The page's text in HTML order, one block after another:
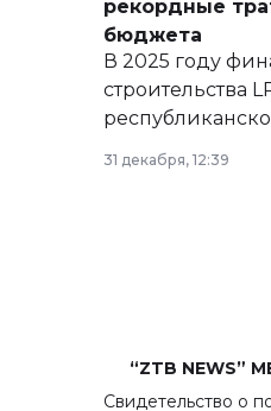
рекордные
бюджета
В 2025 году
строительства
рекордных
31 декабря, 12:39
“ZTB NEWS”
Свидетельство о